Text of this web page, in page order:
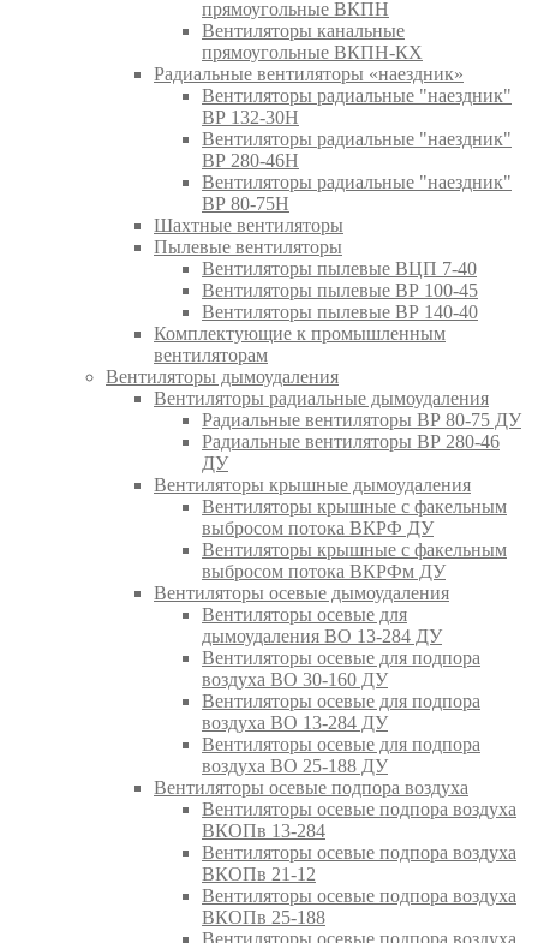
прямоугольные ВКПН
Вентиляторы канальные
прямоугольные ВКПН-КХ
Радиальные вентиляторы «наездник»
Вентиляторы радиальные "наездник"
ВР 132-30Н
Вентиляторы радиальные "наездник"
ВР 280-46Н
Вентиляторы радиальные "наездник"
ВР 80-75Н
Шахтные вентиляторы
Пылевые вентиляторы
Вентиляторы пылевые ВЦП 7-40
Вентиляторы пылевые ВР 100-45
Вентиляторы пылевые ВР 140-40
Комплектующие к промышленным
вентиляторам
Вентиляторы дымоудаления
Вентиляторы радиальные дымоудаления
Радиальные вентиляторы ВР 80-75 ДУ
Радиальные вентиляторы ВР 280-46
ДУ
Вентиляторы крышные дымоудаления
Вентиляторы крышные с факельным
выбросом потока ВКРФ ДУ
Вентиляторы крышные с факельным
выбросом потока ВКРФм ДУ
Вентиляторы осевые дымоудаления
Вентиляторы осевые для
дымоудаления ВО 13-284 ДУ
Вентиляторы осевые для подпора
воздуха ВО 30-160 ДУ
Вентиляторы осевые для подпора
воздуха ВО 13-284 ДУ
Вентиляторы осевые для подпора
воздуха ВО 25-188 ДУ
Вентиляторы осевые подпора воздуха
Вентиляторы осевые подпора воздуха
ВКОПв 13-284
Вентиляторы осевые подпора воздуха
ВКОПв 21-12
Вентиляторы осевые подпора воздуха
ВКОПв 25-188
Вентиляторы осевые подпора воздуха